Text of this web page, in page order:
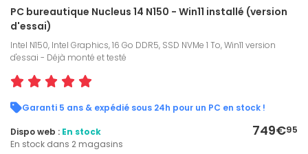
PC bureautique Nucleus 14 N150 - Win11 installé (version
d'essai)
Intel N150, Intel Graphics, 16 Go DDR5, SSD NVMe 1 To, Win11 version
d'essai - Déjà monté et testé
Garanti 5 ans & expédié sous 24h pour un PC en stock !
749€95
Dispo web : En stock
En stock dans 2 magasins